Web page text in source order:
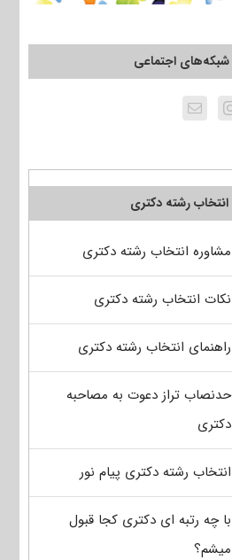
شبکه‌های اجتماعی
انتخاب رشته دکتری
مشاوره انتخاب رشته دکتری
نکات انتخاب رشته دکتری
راهنمای انتخاب رشته دکتری
حدنصاب تراز دعوت به مصاحبه
دکتری
انتخاب رشته دکتری پیام نور
با چه رتبه ای دکتری کجا قبول
میشم؟